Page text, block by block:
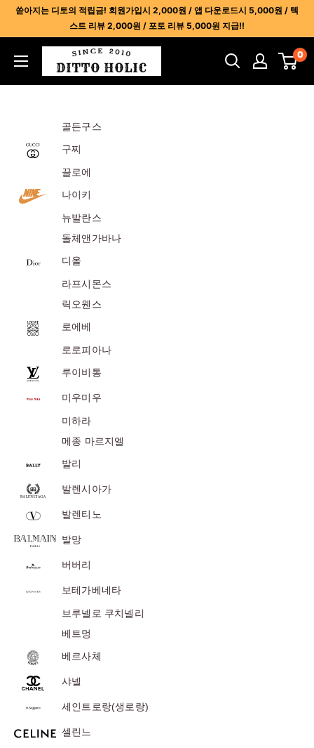
쏟아지는 디토의 적립금! 회원가입시 2,000원 / 앱 다운로드시 5,000원 / 텍
스트 리뷰 2,000원 / 포토 리뷰 5,000원 지급!!
엔
0
골든구스
구찌
끌로에
나이키
뉴발란스
돌체앤가바나
디올
라프시몬스
릭오웬스
로에베
로로피아나
루이비통
미우미우
미하라
메종 마르지엘
발리
발렌시아가
발렌티노
발망
버버리
보테가베네타
브루넬로 쿠치넬리
베트멍
베르사체
샤넬
세인트로랑(생로랑)
셀린느